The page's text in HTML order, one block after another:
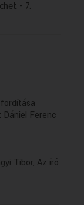
- 7.
Ferenc
Tibor, Az író